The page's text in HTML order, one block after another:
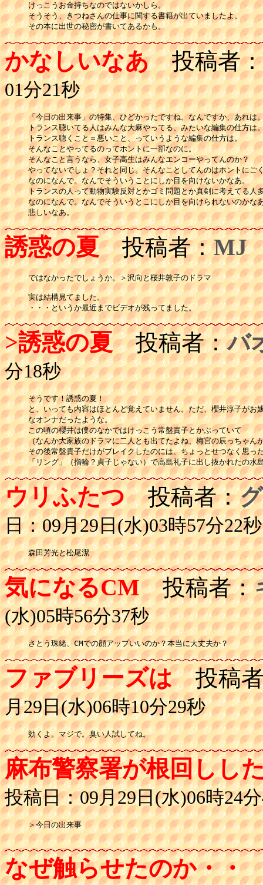
けっこうお金持ちなのではないかしら。
そうそう、きつねさんの仕事に関する書籍が出ていましたよ。
かなしいなあ投稿者：
01分21秒
「今日の出来事」の特集、ひどかったですね。なんですか、あれは
トランス聴いてる人はみんな大麻やってる、みたいな編集の仕方は
トランス聴くこと＝悪いこと、っていうような編集の仕方は。
そんなことやってるのってホントに一部なのに。
そんなこと言うなら、女子高生はみんなエンコーやってんのか？
やってないでしょ？それと同じ。そんなことしてんのはホントにご
なのになんで。なんでそういうことにしか目を向けないかなあ。
トランスの人って動物実験反対とかゴミ問題とか真剣に考えてる人
なのになんで。なんでそういうとこにしか目を向けられないのかな
悲しいなあ。
誘惑の夏投稿者：MJ
ではなかったでしょうか。＞沢向と桜井敦子のドラマ
実は結構見てました。
・・・というか最近までビデオが残ってました。
>誘惑の夏投稿者：バ
分18秒
そうです！誘惑の夏！
と、いっても内容はほとんど覚えていません。ただ、櫻井淳子がお
なオンナだったような。
この頃の櫻井は僕のなかではけっこう常盤貴子とかぶっていて
（なんか大家族のドラマに二人とも出てたよね、梅宮の辰っちゃん
その後常盤貴子だけがブレイクしたのには、ちょっとせつなく思っ
「リング」（指輪？貞子じゃない）で高島礼子に出し抜かれたの水
ウリふたつ投稿者：
日：09月29日(水)03時57分22秒
森田芳光と松尾潔
気になるCM投稿者：
(水)05時56分37秒
さとう珠緒、CMでの顔アップいいのか？本当に大丈夫か？
ファブリーズは投稿
月29日(水)06時10分29秒
効くよ。マジで。臭い人試してね。
麻布警察署が根回しし
投稿日：09月29日(水)06時24
＞今日の出来事
なぜ触らせたのか・・